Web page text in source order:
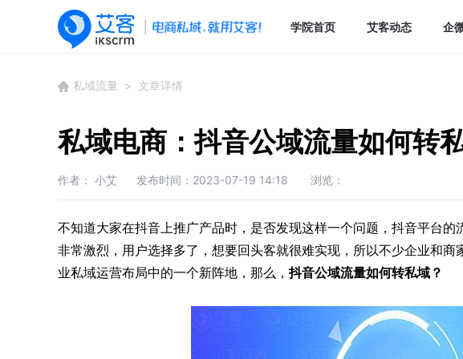
学院首页 艾客动态 企
私域流量 > 文章详情
私域电商：抖音公域流量如何转
作者： 小艾 发布时间：2023-07-19 14:18 浏览：
不知道大家在抖音上推广产品时，是否发现这样一个问题，抖音平台
非常激烈，用户选择多了，想要回头客就很难实现，所以不少企业和
业私域运营布局中的一个新阵地，那么，抖音公域流量如何转私域 ？